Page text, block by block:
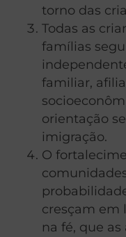
torno das
Todas as
famílias
familiar,
orientação
imigração.
O
cresçam em
na fé, que